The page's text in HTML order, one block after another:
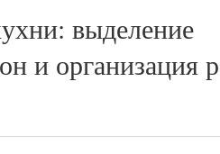
выделение
и организация